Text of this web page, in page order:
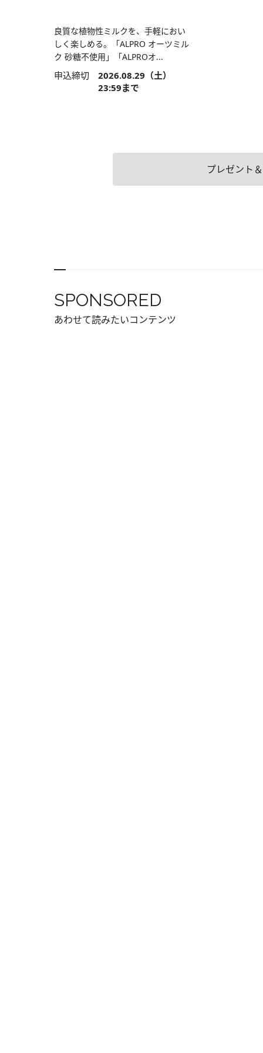
良質な植物性ミルクを、手軽におい
しく楽しめる。「ALPRO オーツミル
ク 砂糖不使用」「ALPROオ...
申込締切 2026.08.29（土）
23:59まで
プレゼント
SPONSORED
あわせて読みたいコンテンツ